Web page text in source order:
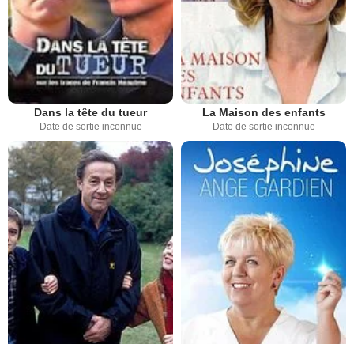
Dans la tête du tueur
Date de sortie inconnue
La Maison des enfants
Date de sortie inconnue